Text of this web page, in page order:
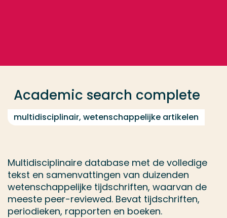
Academic search complete
multidisciplinair, wetenschappelijke artikelen
Multidisciplinaire database met de volledige
tekst en samenvattingen van duizenden
wetenschappelijke tijdschriften, waarvan de
meeste peer-reviewed. Bevat tijdschriften,
periodieken, rapporten en boeken.
Opleiding
Contact